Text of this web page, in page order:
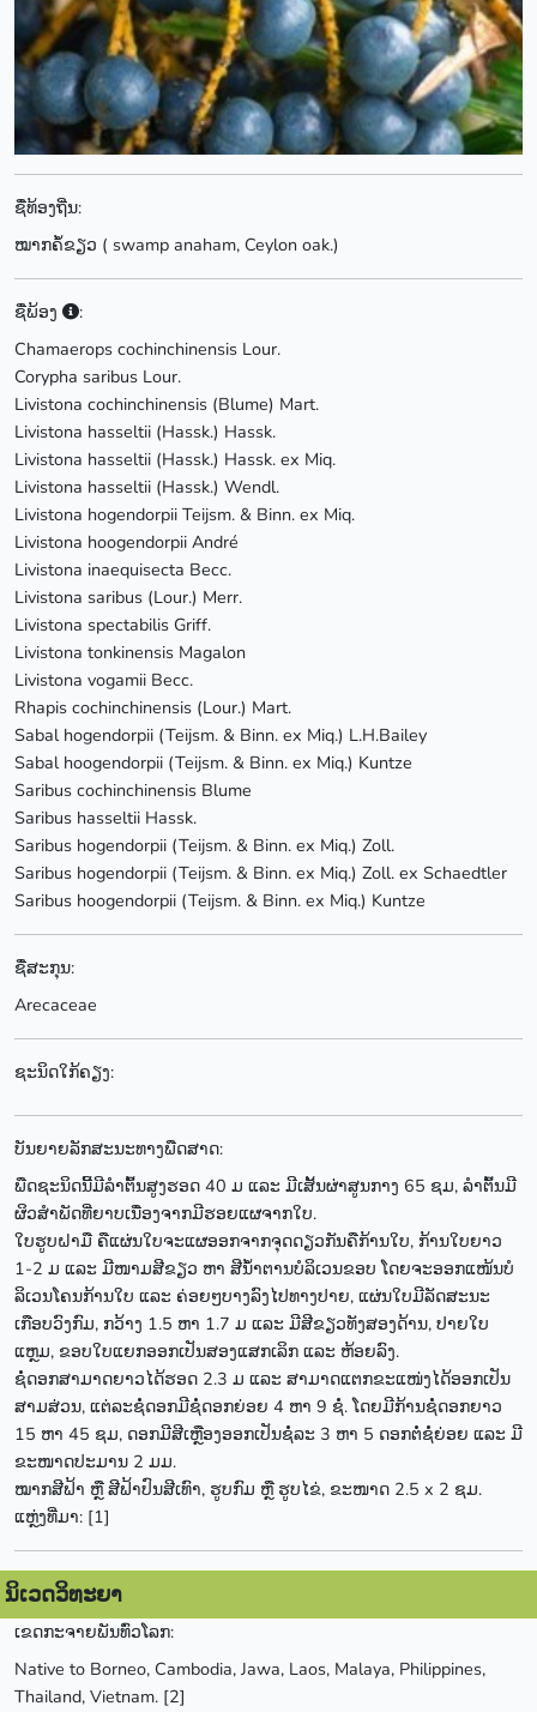
ຊື່ທ້ອງຖີ່ນ:
ໝາກຄໍ້ຂຽວ ( swamp anaham, Ceylon oak.)
ຊື່ພ້ອງ
:
Chamaerops cochinchinensis Lour.
Corypha saribus Lour.
Livistona cochinchinensis (Blume) Mart.
Livistona hasseltii (Hassk.) Hassk.
Livistona hasseltii (Hassk.) Hassk. ex Miq.
Livistona hasseltii (Hassk.) Wendl.
Livistona hogendorpii Teijsm. & Binn. ex Miq.
Livistona hoogendorpii André
Livistona inaequisecta Becc.
Livistona saribus (Lour.) Merr.
Livistona spectabilis Griff.
Livistona tonkinensis Magalon
Livistona vogamii Becc.
Rhapis cochinchinensis (Lour.) Mart.
Sabal hogendorpii (Teijsm. & Binn. ex Miq.) L.H.Bailey
Sabal hoogendorpii (Teijsm. & Binn. ex Miq.) Kuntze
Saribus cochinchinensis Blume
Saribus hasseltii Hassk.
Saribus hogendorpii (Teijsm. & Binn. ex Miq.) Zoll.
Saribus hogendorpii (Teijsm. & Binn. ex Miq.) Zoll. ex Schaedtler
Saribus hoogendorpii (Teijsm. & Binn. ex Miq.) Kuntze
ຊື່ສະກຸນ:
Arecaceae
ຊະນິດໃກ້ຄຽງ:
ບັນຍາຍລັກສະນະທາງພືດສາດ:
ພືດຊະນິດນີ້ມີລຳຕົ້ນສູງຮອດ 40 ມ ແລະ ມີເສັ້ນຜ່າສູນກາງ 65 ຊມ, ລຳຕົ້ນມີ
ຜິວສຳພັດທີ່ຍາບເນື່ອງຈາກມີຮອຍແຜຈາກໃບ.
ໃບຮູບຝາມື ຄືແຜ່ນໃບຈະແຜອອກຈາກຈຸດດຽວກັນຄືກ້ານໃບ, ກ້ານໃບຍາວ
1-2 ມ ແລະ ມີໜາມສີຂຽວ ຫາ ສີນໍ້າຕານບໍລິເວນຂອບ ໂດຍຈະອອກແໜ້ນບໍ
ລິເວນໂຄນກ້ານໃບ ແລະ ຄ່ອຍໆບາງລົງໄປທາງປາຍ, ແຜ່ນໃບມີລັດສະນະ
ເກືອບວົງກົມ, ກວ້າງ 1.5 ຫາ 1.7 ມ ແລະ ມີສີຂຽວທັງສອງດ້ານ, ປາຍໃບ
ແຫຼມ, ຂອບໃບແຍກອອກເປັນສອງແສກເລິກ ແລະ ຫ້ອຍລົງ.
ຊໍ່ດອກສາມາດຍາວໄດ້ຮອດ 2.3 ມ ແລະ ສາມາດແຕກຂະແໜ່ງໄດ້ອອກເປັນ
ສາມສ່ວນ, ແຕ່ລະຊໍ່ດອກມີຊໍ່ດອກຍ່ອຍ 4 ຫາ 9 ຊໍ່. ໂດຍມີກ້ານຊໍ່ດອກຍາວ
15 ຫາ 45 ຊມ, ດອກມີສີເຫຼືອງອອກເປັນຊໍ່ລະ 3 ຫາ 5 ດອກຕໍ່ຊໍ່ຍ່ອຍ ແລະ ມີ
ຂະໜາດປະມານ 2 ມມ.
ໝາກສີຟ້າ ຫຼື ສີຟ້າປົນສີເທົາ, ຮູບກົມ ຫຼື ຮູບໄຂ່, ຂະໜາດ 2.5 x 2 ຊມ.
ແຫຼ່ງທີ່ມາ: [1]
ນິເວດວິທະຍາ
ເຂດກະຈາຍພັນທົ່ວໂລກ:
Native to Borneo, Cambodia, Jawa, Laos, Malaya, Philippines,
Thailand, Vietnam. [2]